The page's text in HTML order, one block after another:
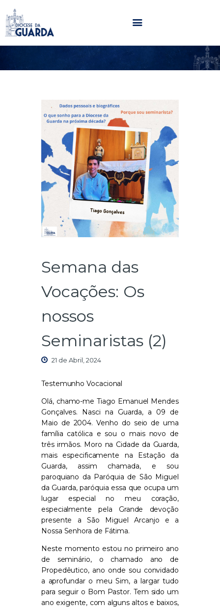
HOME
PARÓQUIAS
NOTÍCIAS
AGENDA
MULTIMÉDIA
SENTIR COM A IGREJA
CONTACTOS
Semana das
Vocações: Os
nossos
Seminaristas (2)
21 de Abril, 2024
Testemunho Vocacional
Olá, chamo-me Tiago Emanuel Mendes
Gonçalves. Nasci na Guarda, a 09 de
Maio de 2004. Venho do seio de uma
família católica e sou o mais novo de
três irmãos. Moro na Cidade da Guarda,
mais especificamente na Estação da
Guarda, assim chamada, e sou
paroquiano da Paróquia de São Miguel
da Guarda, paróquia essa que ocupa um
lugar especial no meu coração,
especialmente pela Grande devoção
presente a São Miguel Arcanjo e a
Nossa Senhora de Fátima.
Neste momento estou no primeiro ano
de seminário, o chamado ano de
Propedêutico, ano onde sou convidado
a aprofundar o meu Sim, a largar tudo
para seguir o Bom Pastor. Tem sido um
ano exigente, com alguns altos e baixos,